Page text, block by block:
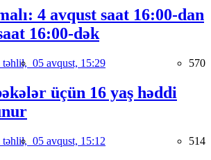
4 avqust saat 16:00-dan
16:00-dək
təhlil, 05 avqust, 15:29 570
üçün 16 yaş həddi
təhlil, 05 avqust, 15:12 514